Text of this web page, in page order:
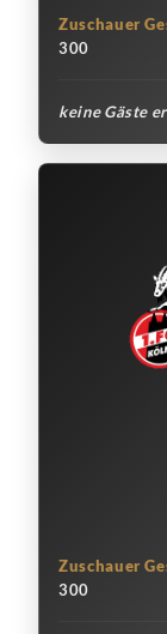
Zuschauer
300
keine Gäste
Zuschauer
300